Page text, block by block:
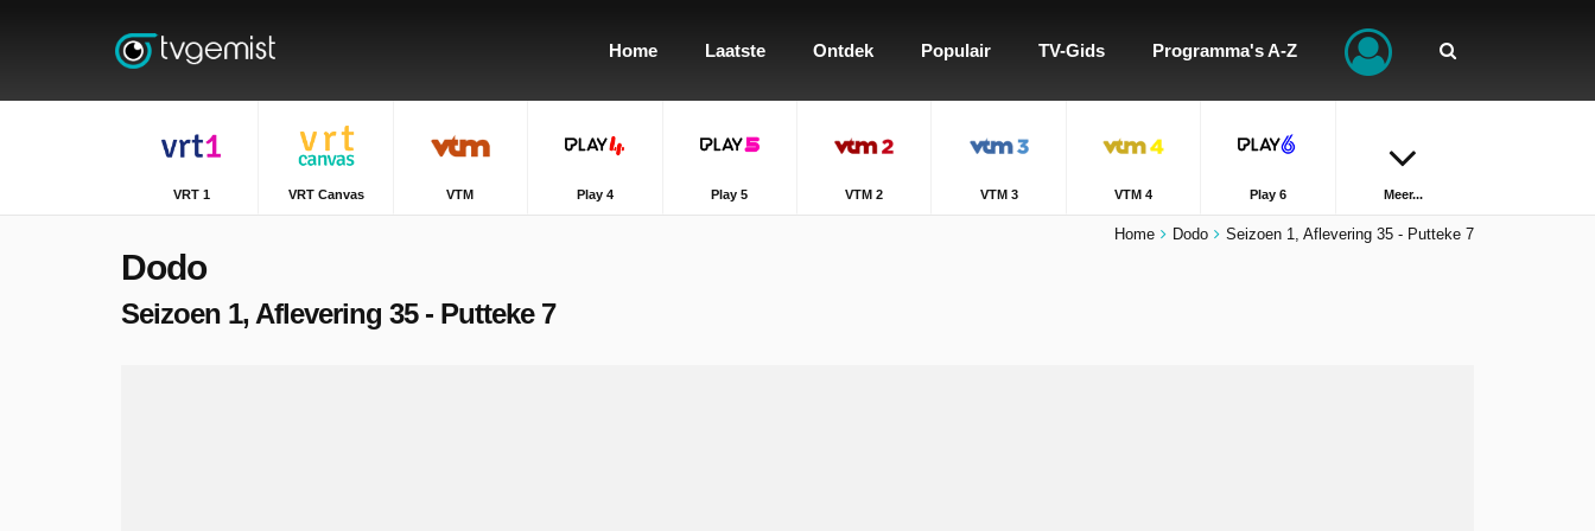
Home Laatste Ontdek Populair TV-Gids Programma's A-Z
VRT 1 VRT Canvas VTM Play 4 Play 5 VTM 2 VTM 3 VTM 4 Play 6 Meer...
Home Dodo Seizoen 1, Aflevering 35 - Putteke 7
Dodo
Seizoen 1, Aflevering 35 - Putteke 7